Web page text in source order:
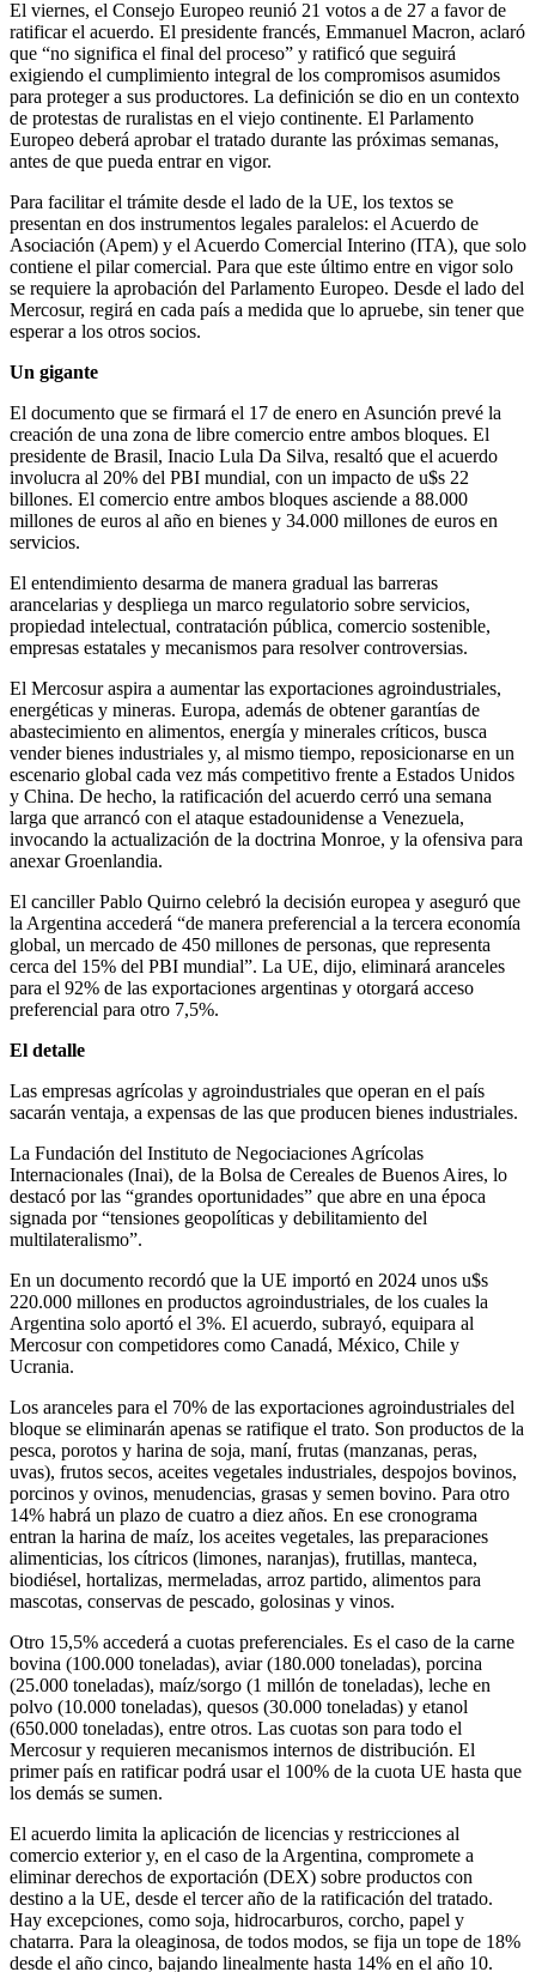
El viernes, el Consejo Europeo reunió 21 votos a de 27 a favor de
ratificar el acuerdo. El presidente francés, Emmanuel Macron, aclaró
que “no significa el final del proceso” y ratificó que seguirá
exigiendo el cumplimiento integral de los compromisos asumidos
para proteger a sus productores. La definición se dio en un contexto
de protestas de ruralistas en el viejo continente. El Parlamento
Europeo deberá aprobar el tratado durante las próximas semanas,
antes de que pueda entrar en vigor.
Para facilitar el trámite desde el lado de la UE, los textos se
presentan en dos instrumentos legales paralelos: el Acuerdo de
Asociación (Apem) y el Acuerdo Comercial Interino (ITA), que solo
contiene el pilar comercial. Para que este último entre en vigor solo
se requiere la aprobación del Parlamento Europeo. Desde el lado del
Mercosur, regirá en cada país a medida que lo apruebe, sin tener que
esperar a los otros socios.
Un gigante
El documento que se firmará el 17 de enero en Asunción prevé la
creación de una zona de libre comercio entre ambos bloques. El
presidente de Brasil, Inacio Lula Da Silva, resaltó que el acuerdo
involucra al 20% del PBI mundial, con un impacto de u$s 22
billones. El comercio entre ambos bloques asciende a 88.000
millones de euros al año en bienes y 34.000 millones de euros en
servicios.
El entendimiento desarma de manera gradual las barreras
arancelarias y despliega un marco regulatorio sobre servicios,
propiedad intelectual, contratación pública, comercio sostenible,
empresas estatales y mecanismos para resolver controversias.
El Mercosur aspira a aumentar las exportaciones agroindustriales,
energéticas y mineras. Europa, además de obtener garantías de
abastecimiento en alimentos, energía y minerales críticos, busca
vender bienes industriales y, al mismo tiempo, reposicionarse en un
escenario global cada vez más competitivo frente a Estados Unidos
y China. De hecho, la ratificación del acuerdo cerró una semana
larga que arrancó con el ataque estadounidense a Venezuela,
invocando la actualización de la doctrina Monroe, y la ofensiva para
anexar Groenlandia.
El canciller Pablo Quirno celebró la decisión europea y aseguró que
la Argentina accederá “de manera preferencial a la tercera economía
global, un mercado de 450 millones de personas, que representa
cerca del 15% del PBI mundial”. La UE, dijo, eliminará aranceles
para el 92% de las exportaciones argentinas y otorgará acceso
preferencial para otro 7,5%.
El detalle
Las empresas agrícolas y agroindustriales que operan en el país
sacarán ventaja, a expensas de las que producen bienes industriales.
La Fundación del Instituto de Negociaciones Agrícolas
Internacionales (Inai), de la Bolsa de Cereales de Buenos Aires, lo
destacó por las “grandes oportunidades” que abre en una época
signada por “tensiones geopolíticas y debilitamiento del
multilateralismo”.
En un documento recordó que la UE importó en 2024 unos u$s
220.000 millones en productos agroindustriales, de los cuales la
Argentina solo aportó el 3%. El acuerdo, subrayó, equipara al
Mercosur con competidores como Canadá, México, Chile y
Ucrania.
Los aranceles para el 70% de las exportaciones agroindustriales del
bloque se eliminarán apenas se ratifique el trato. Son productos de la
pesca, porotos y harina de soja, maní, frutas (manzanas, peras,
uvas), frutos secos, aceites vegetales industriales, despojos bovinos,
porcinos y ovinos, menudencias, grasas y semen bovino. Para otro
14% habrá un plazo de cuatro a diez años. En ese cronograma
entran la harina de maíz, los aceites vegetales, las preparaciones
alimenticias, los cítricos (limones, naranjas), frutillas, manteca,
biodiésel, hortalizas, mermeladas, arroz partido, alimentos para
mascotas, conservas de pescado, golosinas y vinos.
Otro 15,5% accederá a cuotas preferenciales. Es el caso de la carne
bovina (100.000 toneladas), aviar (180.000 toneladas), porcina
(25.000 toneladas), maíz/sorgo (1 millón de toneladas), leche en
polvo (10.000 toneladas), quesos (30.000 toneladas) y etanol
(650.000 toneladas), entre otros. Las cuotas son para todo el
Mercosur y requieren mecanismos internos de distribución. El
primer país en ratificar podrá usar el 100% de la cuota UE hasta que
los demás se sumen.
El acuerdo limita la aplicación de licencias y restricciones al
comercio exterior y, en el caso de la Argentina, compromete a
eliminar derechos de exportación (DEX) sobre productos con
destino a la UE, desde el tercer año de la ratificación del tratado.
Hay excepciones, como soja, hidrocarburos, corcho, papel y
chatarra. Para la oleaginosa, de todos modos, se fija un tope de 18%
desde el año cinco, bajando linealmente hasta 14% en el año 10.